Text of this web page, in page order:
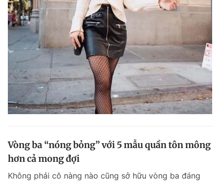
Vòng ba “nóng bỏng” với 5 mẫu quần tôn mông
hơn cả mong đợi
Không phải cô nàng nào cũng sở hữu vòng ba đáng